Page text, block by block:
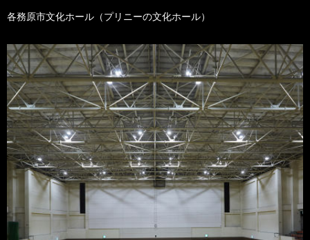
各務原市文化ホール（プリニーの文化ホール）